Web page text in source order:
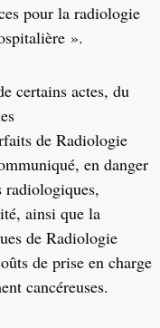
pour la radiologie
».
certains actes, du
de Radiologie
en danger
radiologiques,
ainsi que la
de Radiologie
de prise en charge
cancéreuses.